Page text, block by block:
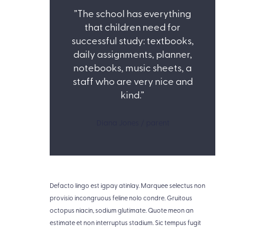
”The school has everything
that children need for
successful study: textbooks,
daily assignments, planner,
notebooks, music sheets, a
staff who are very nice and
kind.”
Defacto lingo est igpay atinlay. Marquee selectus non
provisio incongruous feline nolo condre. Gruitous
octopus niacin, sodium glutimate. Quote meon an
estimate et non interruptus stadium. Sic tempus fugit